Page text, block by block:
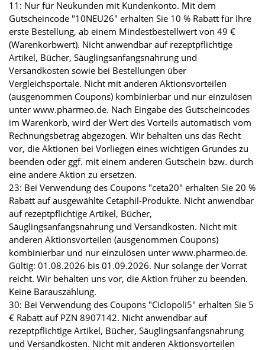
11: Nur für Neukunden mit Kundenkonto. Mit dem
Gutscheincode "10NEU26" erhalten Sie 10 % Rabatt für Ihre
erste Bestellung, ab einem Mindestbestellwert von 49 €
(Warenkorbwert). Nicht anwendbar auf rezeptpflichtige
Artikel, Bücher, Säuglingsanfangsnahrung und
Versandkosten sowie bei Bestellungen über
Vergleichsportale. Nicht mit anderen Aktionsvorteilen
(ausgenommen Coupons) kombinierbar und nur einzulösen
unter www.pharmeo.de. Nach Eingabe des Gutscheincodes
im Warenkorb, wird der Wert des Vorteils automatisch vom
Rechnungsbetrag abgezogen. Wir behalten uns das Recht
vor, die Aktionen bei Vorliegen eines wichtigen Grundes zu
beenden oder ggf. mit einem anderen Gutschein bzw. durch
eine andere Aktion zu ersetzen.
23: Bei Verwendung des Coupons "ceta20" erhalten Sie 20 %
Rabatt auf ausgewählte Cetaphil-Produkte. Nicht anwendbar
auf rezeptpflichtige Artikel, Bücher,
Säuglingsanfangsnahrung und Versandkosten. Nicht mit
anderen Aktionsvorteilen (ausgenommen Coupons)
kombinierbar und nur einzulösen unter www.pharmeo.de.
Gültig: 01.08.2026 bis 01.09.2026. Nur solange der Vorrat
reicht. Wir behalten uns vor, die Aktion früher zu beenden.
Keine Barauszahlung.
30: Bei Verwendung des Coupons "Ciclopoli5" erhalten Sie 5
€ Rabatt auf PZN 8907142. Nicht anwendbar auf
rezeptpflichtige Artikel, Bücher, Säuglingsanfangsnahrung
und Versandkosten. Nicht mit anderen Aktionsvorteilen